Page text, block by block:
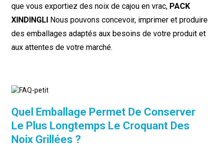
que vous exportiez des noix de cajou en vrac, PACK
XINDINGLINous pouvons concevoir, imprimer et produire
des emballages adaptés aux besoins de votre produit et
aux attentes de votre marché.
Quel Emballage Permet De Conserver
Le Plus Longtemps Le Croquant Des
Noix Grillées ?